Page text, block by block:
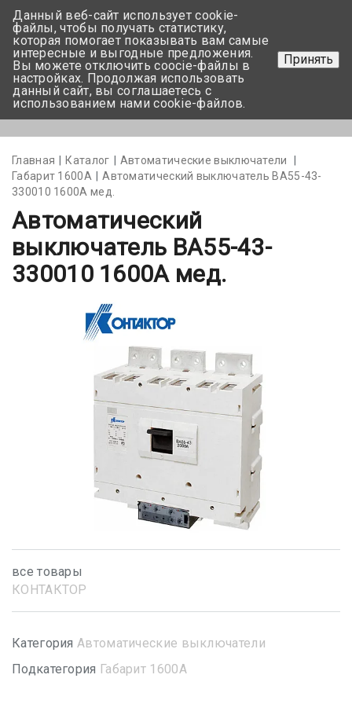
+375 17-350-99-56
+375 44-752-82-08
Задать вопрос
Главная Каталог
Автоматические выключатели
Габарит 1600А
Автоматический выключатель ВА55-43-
330010 1600А мед.
Автоматический
выключатель ВА55-43-
330010 1600А мед.
все товары
КОНТАКТОР
Категория Автоматические выключатели
Подкатегория Габарит 1600А
Данный веб-сайт использует cookie-
файлы, чтобы получать статистику,
которая помогает показывать вам самые
интересные и выгодные предложения.
Вы можете отключить coocie-файлы в
настройках. Продолжая использовать
данный сайт, вы соглашаетесь с
использованием нами cookie-файлов.
Принять